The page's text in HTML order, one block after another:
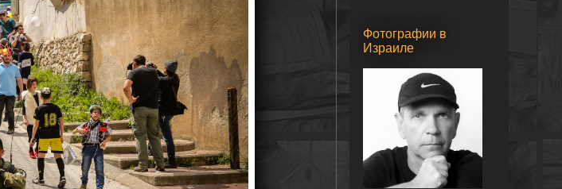
Фотографии в
Израиле